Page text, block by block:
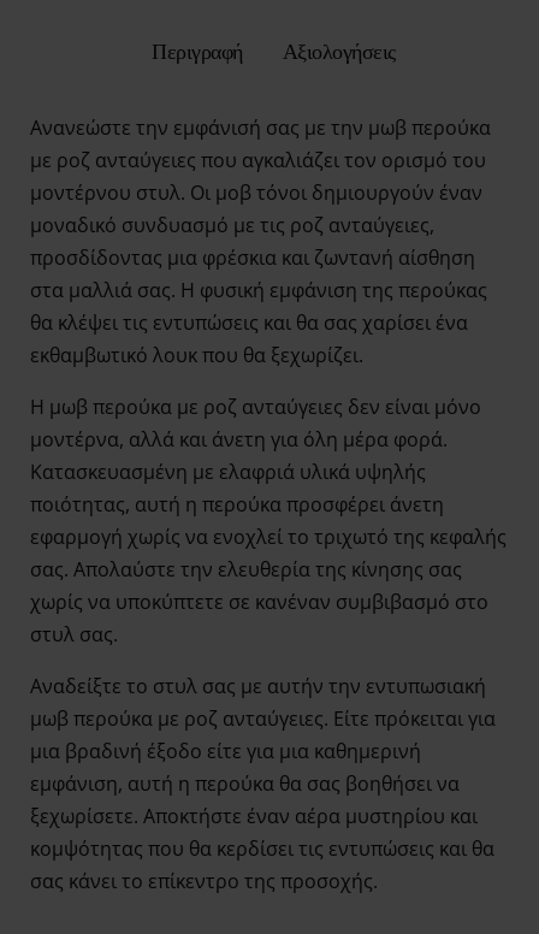
Περιγραφή Αξιολογήσεις
Ανανεώστε την εμφάνισή σας με την μωβ περούκα
με ροζ ανταύγειες που αγκαλιάζει τον ορισμό του
μοντέρνου στυλ. Οι μοβ τόνοι δημιουργούν έναν
μοναδικό συνδυασμό με τις ροζ ανταύγειες,
προσδίδοντας μια φρέσκια και ζωντανή αίσθηση
στα μαλλιά σας. Η φυσική εμφάνιση της περούκας
θα κλέψει τις εντυπώσεις και θα σας χαρίσει ένα
εκθαμβωτικό λουκ που θα ξεχωρίζει.
Η μωβ περούκα με ροζ ανταύγειες δεν είναι μόνο
μοντέρνα, αλλά και άνετη για όλη μέρα φορά.
Κατασκευασμένη με ελαφριά υλικά υψηλής
ποιότητας, αυτή η περούκα προσφέρει άνετη
εφαρμογή χωρίς να ενοχλεί το τριχωτό της κεφαλής
σας. Απολαύστε την ελευθερία της κίνησης σας
χωρίς να υποκύπτετε σε κανέναν συμβιβασμό στο
στυλ σας.
Αναδείξτε το στυλ σας με αυτήν την εντυπωσιακή
μωβ περούκα με ροζ ανταύγειες. Είτε πρόκειται για
μια βραδινή έξοδο είτε για μια καθημερινή
εμφάνιση, αυτή η περούκα θα σας βοηθήσει να
ξεχωρίσετε. Αποκτήστε έναν αέρα μυστηρίου και
κομψότητας που θα κερδίσει τις εντυπώσεις και θα
σας κάνει το επίκεντρο της προσοχής.